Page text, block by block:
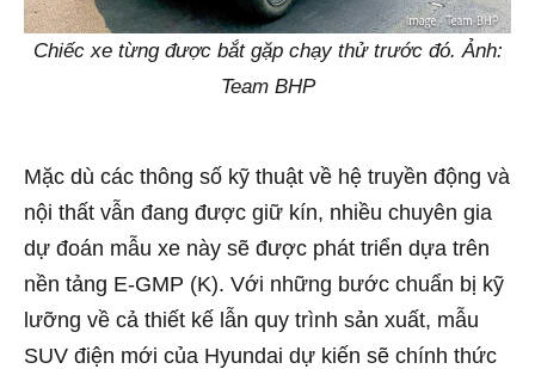
Chiếc xe từng được bắt gặp chạy thử trước đó. Ảnh:
Team BHP
Mặc dù các thông số kỹ thuật về hệ truyền động và
nội thất vẫn đang được giữ kín, nhiều chuyên gia
dự đoán mẫu xe này sẽ được phát triển dựa trên
nền tảng E-GMP (K). Với những bước chuẩn bị kỹ
lưỡng về cả thiết kế lẫn quy trình sản xuất, mẫu
SUV điện mới của Hyundai dự kiến sẽ chính thức